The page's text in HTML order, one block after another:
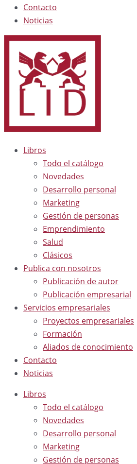
Contacto
Noticias
Libros
Todo el catálogo
Novedades
Desarrollo personal
Marketing
Gestión de personas
Emprendimiento
Salud
Clásicos
Publica con nosotros
Publicación de autor
Publicación empresarial
Servicios empresariales
Proyectos empresariales
Formación
Aliados de conocimiento
Contacto
Noticias
Libros
Todo el catálogo
Novedades
Desarrollo personal
Marketing
Gestión de personas